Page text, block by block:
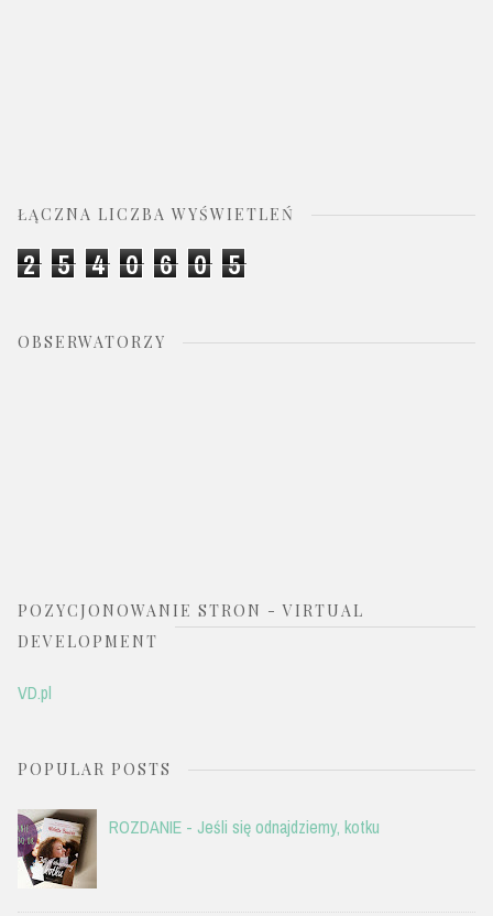
ŁĄCZNA LICZBA WYŚWIETLEŃ
2 5 4 0 6 0 5
OBSERWATORZY
POZYCJONOWANIE STRON - VIRTUAL
DEVELOPMENT
VD.pl
POPULAR POSTS
ROZDANIE - Jeśli się odnajdziemy, kotku